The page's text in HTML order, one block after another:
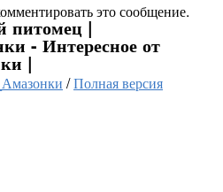
это сообщение.
питомец |
- Интересное от
|
/Полная версия